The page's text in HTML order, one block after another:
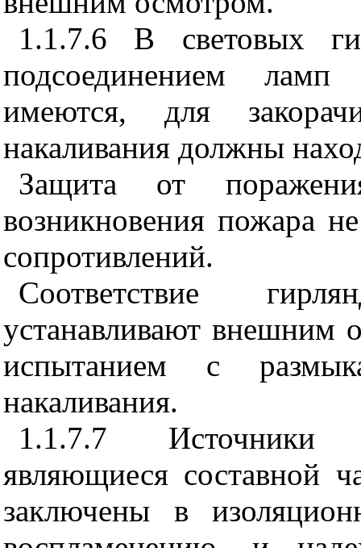
1.1.7.6 В световых
подсоединением ламп
имеются, для
накаливания должны
Защита от
возникновения пожара
сопротивлений.
Соответствие
устанавливают внешним
испытанием с
накаливания.
1.1.7.7 Источники
являющиеся составной
заключены в